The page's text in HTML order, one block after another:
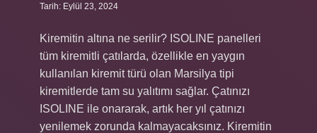
Tarih: Eylül 23, 2024
Kiremitin altına ne serilir? ISOLINE panelleri
tüm kiremitli çatılarda, özellikle en yaygın
kullanılan kiremit türü olan Marsilya tipi
kiremitlerde tam su yalıtımı sağlar. Çatınızı
ISOLINE ile onararak, artık her yıl çatınızı
yenilemek zorunda kalmayacaksınız. Kiremitin